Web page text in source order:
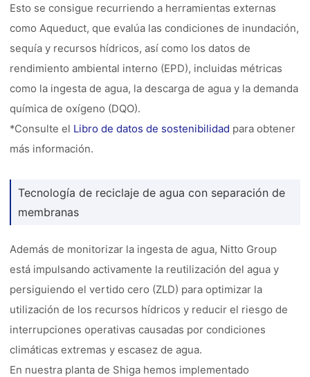
Esto se consigue recurriendo a herramientas externas
como Aqueduct, que evalúa las condiciones de inundación,
sequía y recursos hídricos, así como los datos de
rendimiento ambiental interno (EPD), incluidas métricas
como la ingesta de agua, la descarga de agua y la demanda
química de oxígeno (DQO).
*Consulte el Libro de datos de sostenibilidad para obtener
más información.
Tecnología de reciclaje de agua con separación de
membranas
Además de monitorizar la ingesta de agua, Nitto Group
está impulsando activamente la reutilización del agua y
persiguiendo el vertido cero (ZLD) para optimizar la
utilización de los recursos hídricos y reducir el riesgo de
interrupciones operativas causadas por condiciones
climáticas extremas y escasez de agua.
En nuestra planta de Shiga hemos implementado